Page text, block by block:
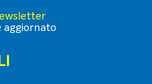
aggiornato